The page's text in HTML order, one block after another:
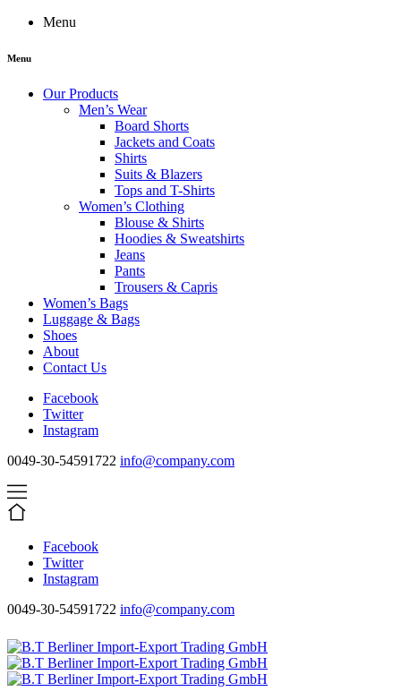
Menu
Menu
Our Products
Men’s Wear
Board Shorts
Jackets and Coats
Shirts
Suits & Blazers
Tops and T-Shirts
Women’s Clothing
Blouse & Shirts
Hoodies & Sweatshirts
Jeans
Pants
Trousers & Capris
Women’s Bags
Luggage & Bags
Shoes
About
Contact Us
Facebook
Twitter
Instagram
0049-30-54591722 info@company.com
Facebook
Twitter
Instagram
0049-30-54591722 info@company.com